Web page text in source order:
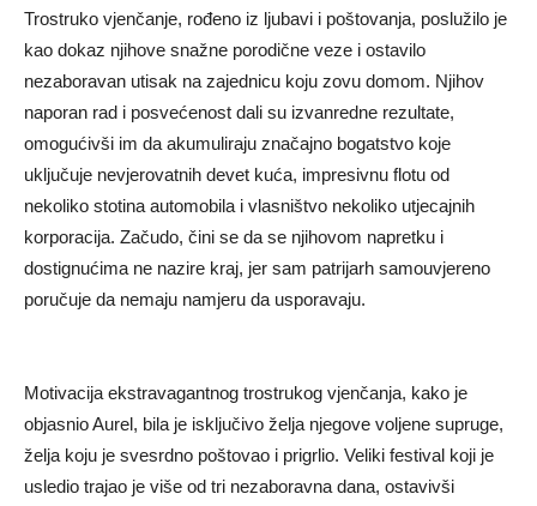
Trostruko vjenčanje, rođeno iz ljubavi i poštovanja, poslužilo je
kao dokaz njihove snažne porodične veze i ostavilo
nezaboravan utisak na zajednicu koju zovu domom. Njihov
naporan rad i posvećenost dali su izvanredne rezultate,
omogućivši im da akumuliraju značajno bogatstvo koje
uključuje nevjerovatnih devet kuća, impresivnu flotu od
nekoliko stotina automobila i vlasništvo nekoliko utjecajnih
korporacija. Začudo, čini se da se njihovom napretku i
dostignućima ne nazire kraj, jer sam patrijarh samouvjereno
poručuje da nemaju namjeru da usporavaju.
Motivacija ekstravagantnog trostrukog vjenčanja, kako je
objasnio Aurel, bila je isključivo želja njegove voljene supruge,
želja koju je svesrdno poštovao i prigrlio. Veliki festival koji je
usledio trajao je više od tri nezaboravna dana, ostavivši